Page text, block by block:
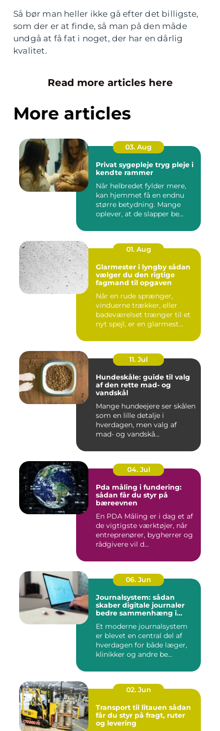
Så bør man heller ikke gå efter det billigste,
som der er at finde, så man på den måde
undgå at få fat i noget, der har en dårlig
kvalitet.
Read more articles here
More articles
03. Aug
Privat sygepleje tryg pleje i
kendte rammer
Når helbredet fylder mere,
kan hjemmet få en endnu
større betydning. Mange
oplever, at de slapper be...
01. Aug
Glarmester i lyngby sådan
vælger du den rigtige
fagmand til opgaven
Når en rude sprænger,
vinduerne trækker, eller
badeværelset trænger til et
nyt spejl, er en glarmest...
11. Jul
Hundeskåle: guide til valg
af den rette mad- og
vandskål
Mange hundeejere ser skålen
som en lille detalje i
hverdagen, men valg af
mad- og vandskå...
04. Jul
Pda måling i fundering:
sådan får du styr på
bæreevnen
En PDA Måling er i dag et af
de vigtigste værktøjer, når
entreprenører, bygherrer og
rådgivere vil d...
06. Jun
Journalsystem: sådan
skaber digitale journaler
bedre sammenhæng i
Et moderne journalsystem
er blevet en central del af
hverdagen for både læger,
klinikker og andre be...
02. Jun
Transport til litauen sådan
får du styr på fragt, ruter
og levering